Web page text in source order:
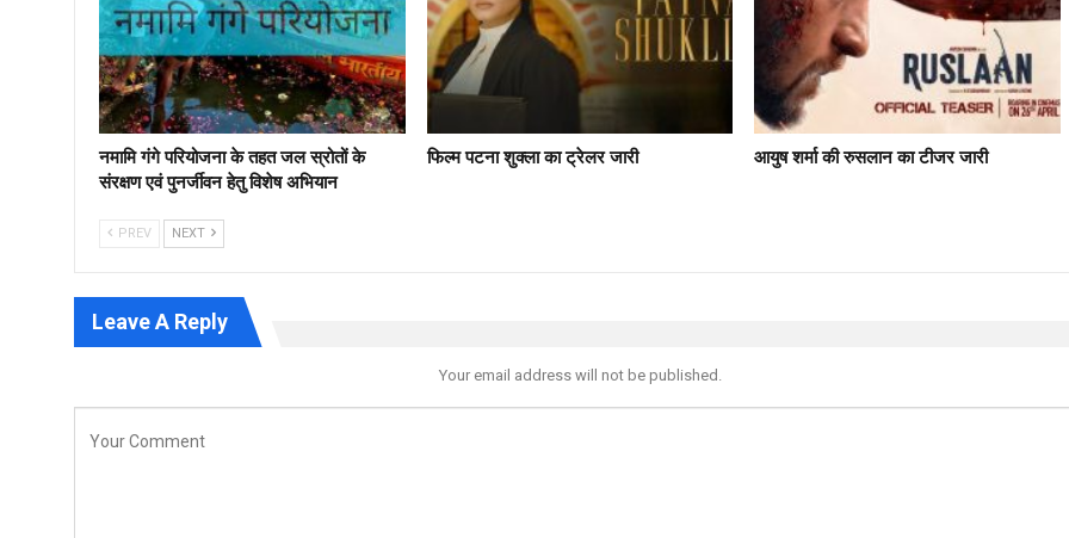
नमामि गंगे परियोजना के तहत जल स्रोतों के
संरक्षण एवं पुनर्जीवन हेतु विशेष अभियान
फिल्‍म पटना शुक्ला का ट्रेलर जारी आयुष शर्मा की रुसलान का टीजर जारी
PREV NEXT
Leave A Reply
Your email address will not be published.